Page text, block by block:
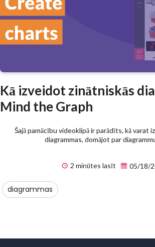
Kā izveidot zinātniskās
Mind the Graph
Šajā pamācību videoklipā ir parādīts, kā varat
diagrammas, domājot par
2 minūtes lasīt 05/18/
diagrammas